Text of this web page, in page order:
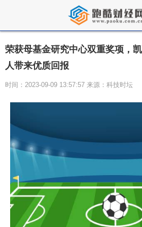
荣获母基金研究中心双重奖项，
人带来优质回报
时间：2023-09-09 13:57:57 来源：科技时坛